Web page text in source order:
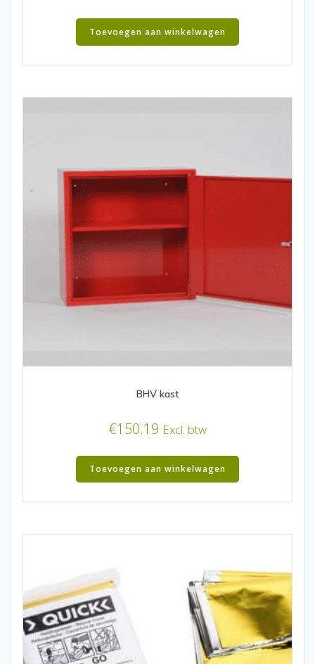
Toevoegen aan winkelwagen
BHV kast
€150.19 Excl. btw
Toevoegen aan winkelwagen